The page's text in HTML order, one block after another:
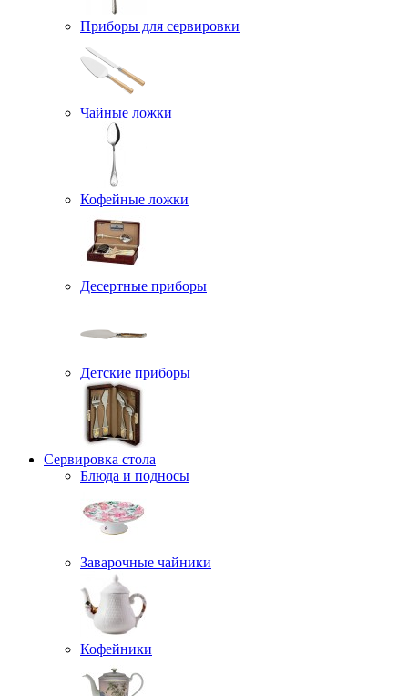
Приборы для сервировки
Чайные ложки
Кофейные ложки
Десертные приборы
Детские приборы
Сервировка стола
Блюда и подносы
Заварочные чайники
Кофейники